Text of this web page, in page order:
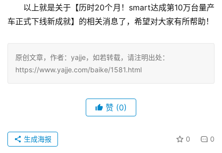
以上就是关于【历时20个月！smart达成第10万台量产
车正式下线新成就】的相关消息了，希望对大家有所帮助！
原创文章，作者：yajje，如若转载，请注明出处：
https://www.yajje.com/baike/1581.html
赞 (0)
0 0
生成海报